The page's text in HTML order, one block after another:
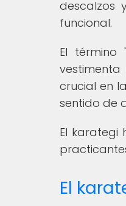
descalzos
funcional.
El término
crucial en
sentido de
El karategi
El